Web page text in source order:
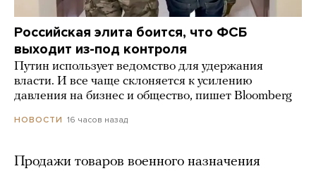
Российская элита боится, что ФСБ
выходит из-под контроля
Путин использует ведомство для удержания
власти. И все чаще склоняется к усилению
давления на бизнес и общество, пишет Bloomberg
НОВОСТИ 16 часов назад
Продажи товаров военного назначения